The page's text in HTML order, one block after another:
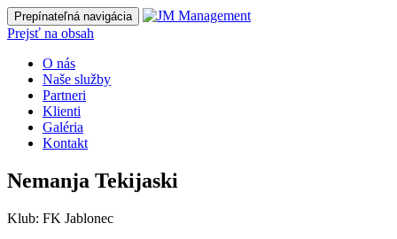
Prepínateľná navigácia
Prejsť na obsah
O nás
Naše služby
Partneri
Klienti
Galéria
Kontakt
Nemanja Tekijaski
Klub: FK Jablonec